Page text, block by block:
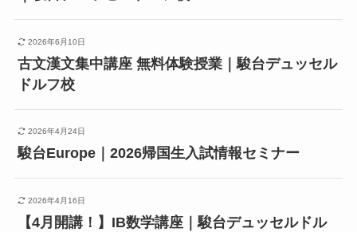
2026年6月10日
古文漢文集中講座 無料体験授業｜駿台デュッセル
ドルフ校
2026年4月24日
駿台Europe｜2026帰国生入試情報セミナー
2026年4月16日
【4月開講！】IB数学講座｜駿台デュッセルドル